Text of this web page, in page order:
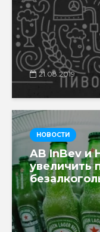
21.08.2019
НОВОСТИ
AB InBev и
увеличить